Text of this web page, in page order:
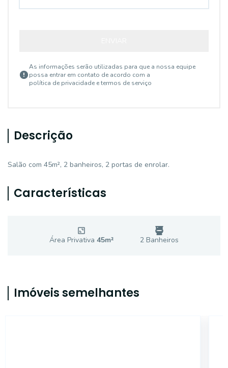
As informações serão utilizadas para que a nossa equipe
possa entrar em contato de acordo com a
política de privacidade e termos de serviço
Descrição
Salão com 45m², 2 banheiros, 2 portas de enrolar.
Características
Área Privativa 45m² 2 Banheiros
Imóveis semelhantes